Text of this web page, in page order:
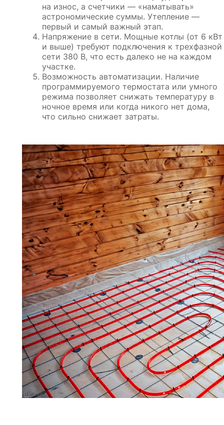
на износ, а счетчики — «наматывать»
астрономические суммы. Утепление —
первый и самый важный этап.
Напряжение в сети. Мощные котлы (от 6 кВт
и выше) требуют подключения к трехфазной
сети 380 В, что есть далеко не на каждом
участке.
Возможность автоматизации. Наличие
программируемого термостата или умного
режима позволяет снижать температуру в
ночное время или когда никого нет дома,
что сильно снижает затраты.